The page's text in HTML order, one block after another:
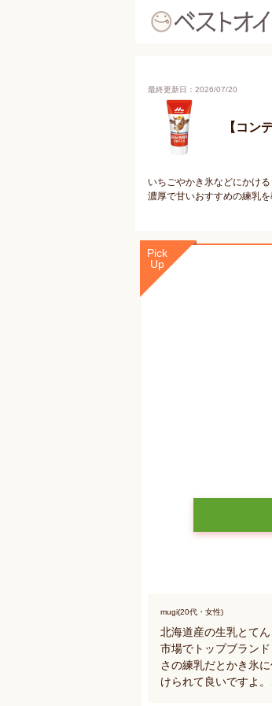
最終更新日：2026/07/20
【コン
いちごやかき氷などにかけ
濃厚で甘いおすすめの練乳を
Pick
Up
mugi(20代・女性)
北海道産の生乳とて
市場でトップブラン
さの練乳だとかき氷
けられて良いですよ